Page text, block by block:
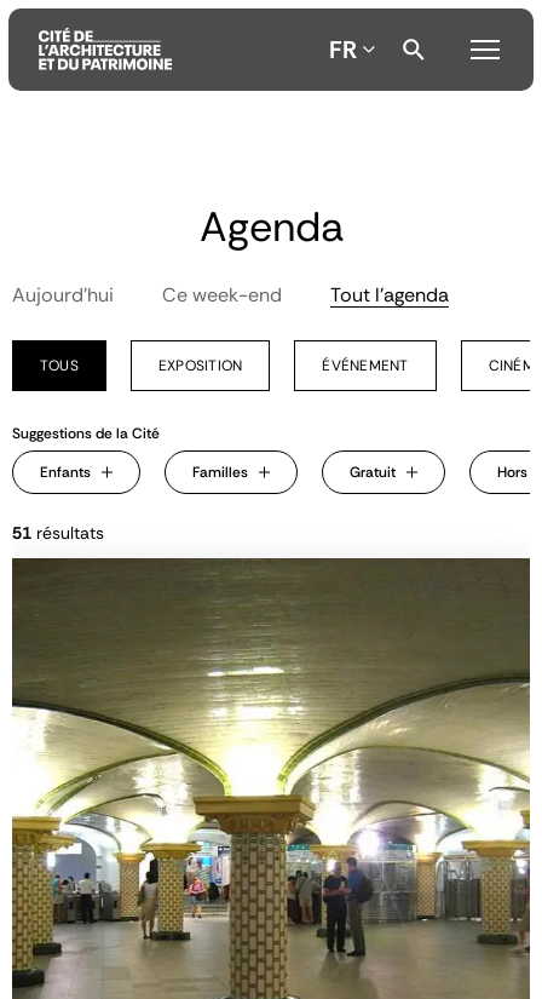
FR
Agenda
Aujourd'hui Ce week-end Tout l'agenda
TOUS EXPOSITION ÉVÉNEMENT
Suggestions de la Cité
Enfants
Familles Gratuit Hors
51 résultats